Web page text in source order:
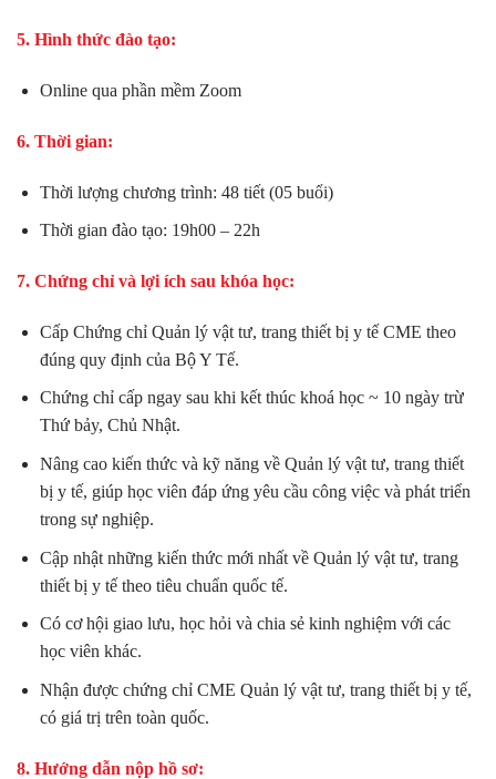
5. Hình thức đào tạo:
Online qua phần mềm Zoom
6. Thời gian:
Thời lượng chương trình: 48 tiết (05 buổi)
Thời gian đào tạo: 19h00 – 22h
7. Chứng chỉ và lợi ích sau khóa học:
Cấp Chứng chỉ Quản lý vật tư, trang thiết bị y tế CME theo
đúng quy định của Bộ Y Tế.
Chứng chỉ cấp ngay sau khi kết thúc khoá học ~ 10 ngày trừ
Thứ bảy, Chủ Nhật.
Nâng cao kiến thức và kỹ năng về Quản lý vật tư, trang thiết
bị y tế, giúp học viên đáp ứng yêu cầu công việc và phát triển
trong sự nghiệp.
Cập nhật những kiến thức mới nhất về Quản lý vật tư, trang
thiết bị y tế theo tiêu chuẩn quốc tế.
Có cơ hội giao lưu, học hỏi và chia sẻ kinh nghiệm với các
học viên khác.
Nhận được chứng chỉ CME Quản lý vật tư, trang thiết bị y tế,
có giá trị trên toàn quốc.
8. Hướng dẫn nộp hồ sơ: